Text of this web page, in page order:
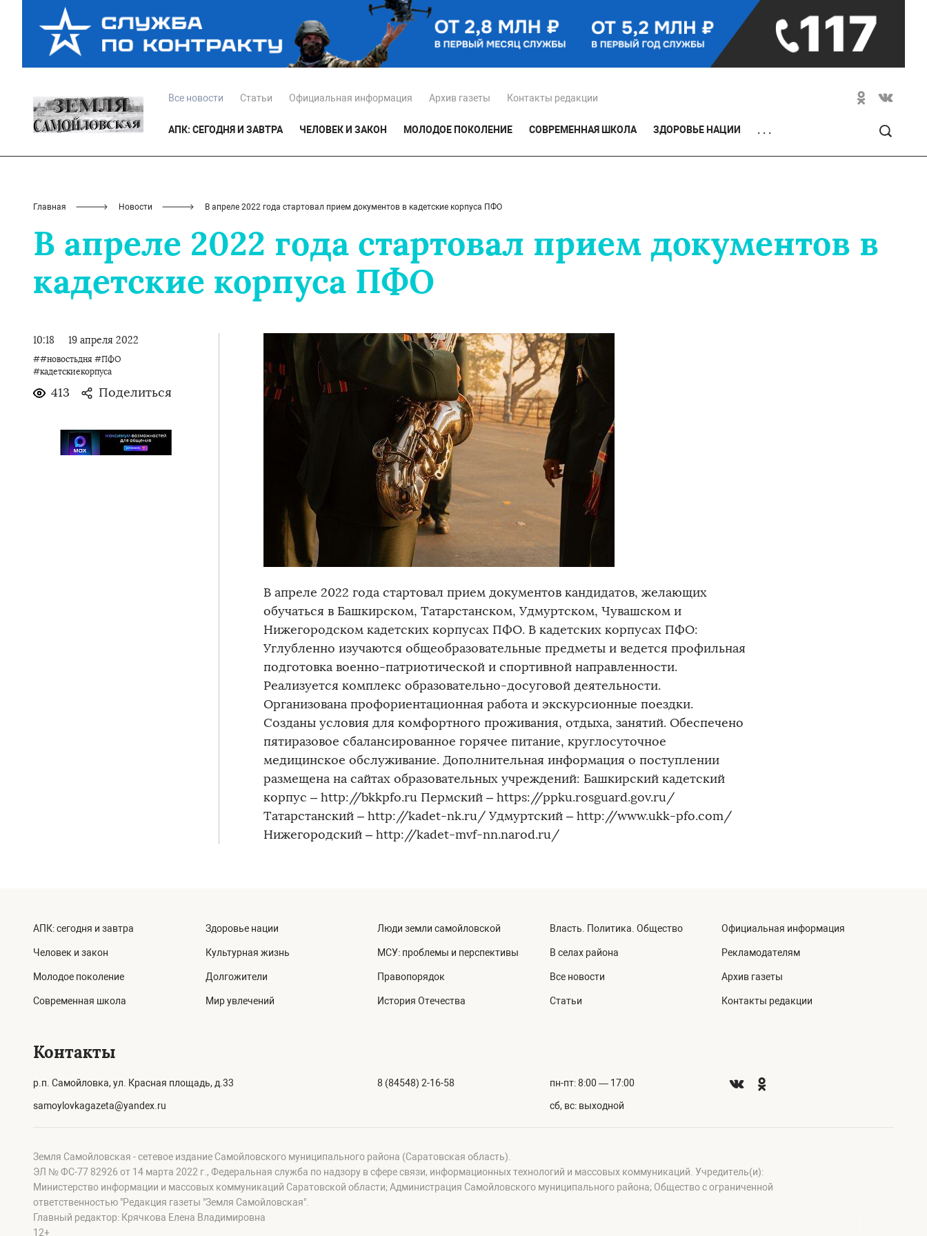
Все новости Статьи Официальная информация Архив газеты Контакты редакции
АПК: СЕГОДНЯ И ЗАВТРА ЧЕЛОВЕК И ЗАКОН МОЛОДОЕ ПОКОЛЕНИЕ СОВРЕМЕННАЯ ШКОЛА ЗДОРОВЬЕ НАЦИИ . . .
Главная Новости В апреле 2022 года стартовал прием документов в кадетские корпуса ПФО
В апреле 2022 года стартовал прием документов в
кадетские корпуса ПФО
10:18 19 апреля 2022
##новостьдня #ПФО
#кадетскиекорпуса
413 Поделиться
В апреле 2022 года стартовал прием документов кандидатов, желающих
обучаться в Башкирском, Татарстанском, Удмуртском, Чувашском и
Нижегородском кадетских корпусах ПФО. В кадетских корпусах ПФО:
Углубленно изучаются общеобразовательные предметы и ведется профильная
подготовка военно-патриотической и спортивной направленности.
Реализуется комплекс образовательно-досуговой деятельности.
Организована профориентационная работа и экскурсионные поездки.
Созданы условия для комфортного проживания, отдыха, занятий. Обеспечено
пятиразовое сбалансированное горячее питание, круглосуточное
медицинское обслуживание. Дополнительная информация о поступлении
размещена на сайтах образовательных учреждений: Башкирский кадетский
корпус – http://bkkpfo.ru Пермский – https://ppku.rosguard.gov.ru/
Татарстанский – http://kadet-nk.ru/ Удмуртский – http://www.ukk-pfo.com/
Нижегородский – http://kadet-mvf-nn.narod.ru/
АПК: сегодня и завтра
Человек и закон
Молодое поколение
Современная школа
Здоровье нации
Культурная жизнь
Долгожители
Мир увлечений
Люди земли самойловской
МСУ: проблемы и перспективы
Правопорядок
История Отечества
Власть. Политика. Общество
В селах района
Все новости
Статьи
Официальная информация
Рекламодателям
Архив газеты
Контакты редакции
Контакты
р.п. Самойловка, ул. Красная площадь, д.33
samoylovkagazeta@yandex.ru
8 (84548) 2-16-58 пн-пт: 8:00 — 17:00
сб, вс: выходной
Земля Самойловская - сетевое издание Самойловского муниципального района (Саратовская область).
ЭЛ № ФС-77 82926 от 14 марта 2022 г., Федеральная служба по надзору в сфере связи, информационных технологий и массовых коммуникаций. Учредитель(и):
Министерство информации и массовых коммуникаций Саратовской области; Администрация Самойловского муниципального района; Общество с ограниченной
ответственностью "Редакция газеты "Земля Самойловская".
Главный редактор: Крячкова Елена Владимировна
12+